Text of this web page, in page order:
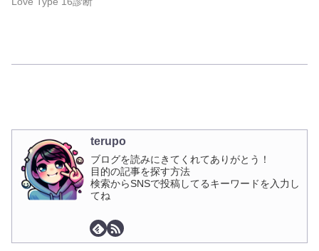
terupo
ブログを読みにきてくれてありがとう！
目的の記事を探す方法
検索からSNSで投稿してるキーワードを入力し
てね